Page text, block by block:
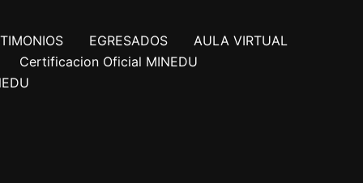
EGRESADOS
AULA VIRTUAL
Certificacion Oficial MINEDU